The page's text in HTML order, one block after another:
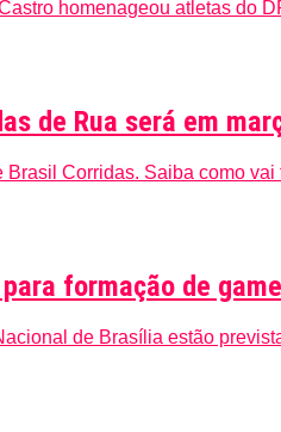
homenageou atletas do
de Rua será em
Corridas. Saiba como
formação de
de Brasília estão